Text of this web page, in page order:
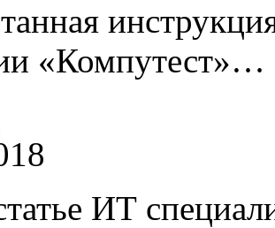
«Компутест»…
ИТ